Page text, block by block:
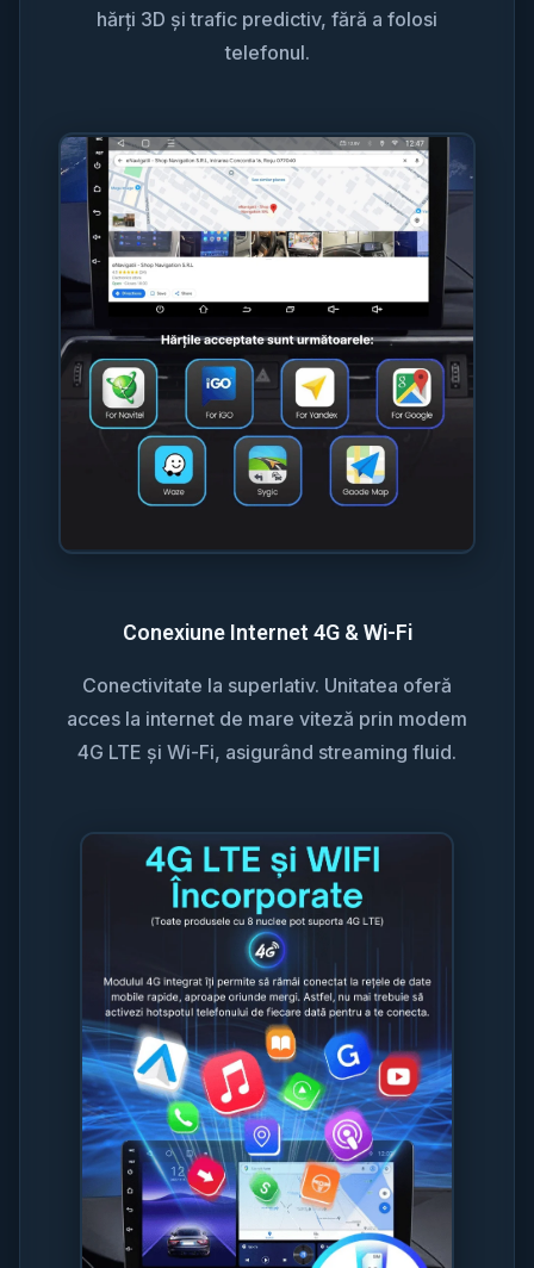
hărți 3D și trafic predictiv, fără a folosi
telefonul.
Conexiune Internet 4G & Wi-Fi
Conectivitate la superlativ. Unitatea oferă
acces la internet de mare viteză prin modem
4G LTE și Wi-Fi, asigurând streaming fluid.